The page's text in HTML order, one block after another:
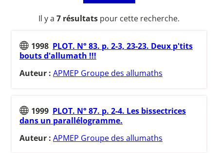
Il y a 7 résultats pour cette recherche.
1998 PLOT. N° 83. p. 2-3, 23-23. Deux p'tits
bouts d'allumath !!!
Auteur : APMEP Groupe des allumaths
1999 PLOT. N° 87. p. 2-4. Les bissectrices
dans un parallélogramme.
Auteur : APMEP Groupe des allumaths